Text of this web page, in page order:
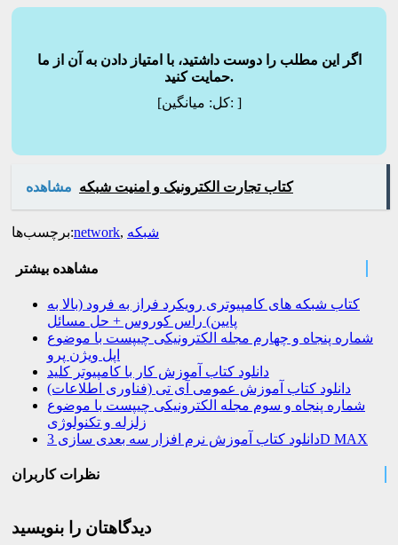
اگر این مطلب را دوست داشتید، با امتیاز دادن به آن از ما
حمایت کنید.
[کل:میانگین: ]
مشاهده کتاب تجارت الکترونیک و امنیت شبکه
برچسب‌ها:network, شبکه
مشاهده بیشتر
کتاب شبکه های کامپیوتری رویکرد فراز به فرود (بالا به
پایین) راس کوروس + حل مسائل
شماره پنجاه و چهارم مجله الکترونیکی چیپست با موضوع
اپل ویژن پرو
دانلود کتاب آموزش کار با کامپیوتر کلید
دانلود کتاب آموزش عمومی آی تی (فناوری اطلاعات)
شماره پنجاه و سوم مجله الکترونیکی چیپست با موضوع
زلزله و تکنولوژی
دانلود کتاب آموزش نرم افزار سه بعدی سازی 3D MAX
نظرات کاربران
دیدگاهتان را بنویسید